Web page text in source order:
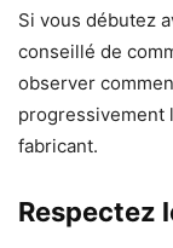
Si vous débutez
conseillé de
observer
progressivement
fabricant.
Respectez